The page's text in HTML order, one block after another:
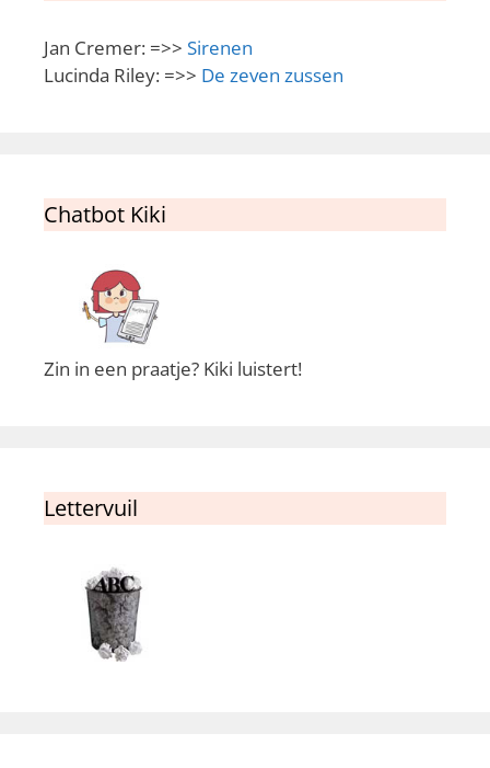
Jan Cremer: =>> Sirenen
Lucinda Riley: =>> De zeven zussen
Chatbot Kiki
Zin in een praatje? Kiki luistert!
Lettervuil